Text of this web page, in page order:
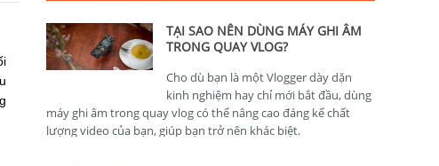
TẠI SAO NÊN DÙNG MÁY GHI ÂM
TRONG QUAY VLOG?
Cho dù bạn là một Vlogger dày dặn
kinh nghiệm hay chỉ mới bắt đầu, dùng
máy ghi âm trong quay vlog có thể nâng cao đáng kể chất
lượng video của bạn, giúp bạn trở nên khác biệt.